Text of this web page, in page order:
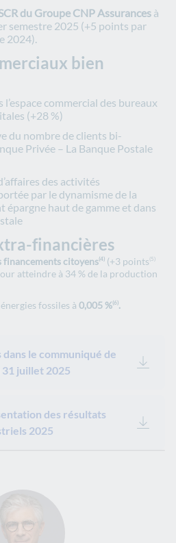
du Groupe CNP Assurances à
semestre 2025 (+5 points par
2024).
bien
l’espace commercial des bureaux
(+28 %)
du nombre de clients bi-
Privée – La Banque Postale
des activités
par le dynamisme de la
épargne haut de gamme et dans
financières
financements citoyens(4) (+3 points (5)
atteindre à 34 % de la production
fossiles à 0,005 %(6).
le communiqué de
31 juillet 2025
des résultats
2025